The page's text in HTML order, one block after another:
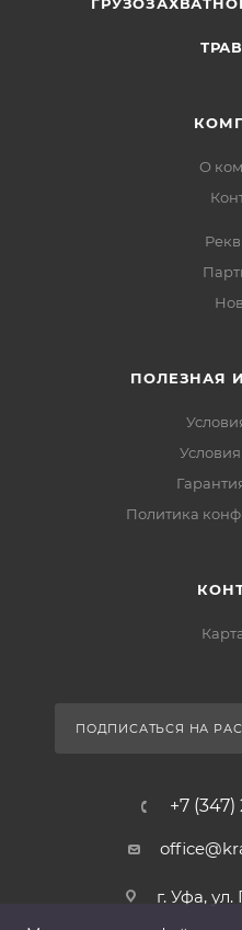
О
ПОЛЕЗНАЯ
Политика
ПОДПИСАТЬСЯ НА
+7
г. Уфа, ул.